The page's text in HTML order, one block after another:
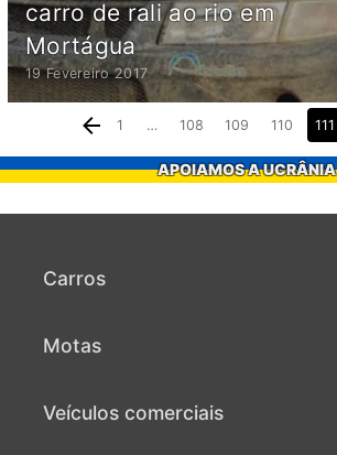
carro de rali ao rio em
Mortágua
19 Fevereiro 2017
1 … 108 109 110 111
APOIAMOS A UCRÂNIA
Carros
Motas
Veículos comerciais